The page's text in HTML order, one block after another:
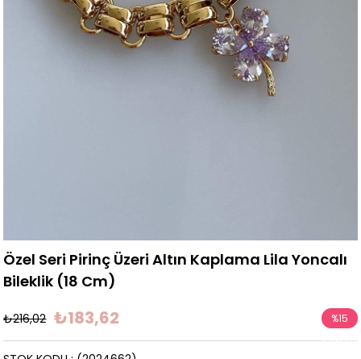
Özel Seri Pirinç Üzeri Altın Kaplama Lila Yoncalı
Bileklik (18 Cm)
₺216,02 ₺183,62 %15
İndirim